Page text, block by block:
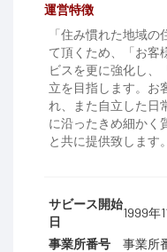
運営特徴
「住み慣れた地域
て頂くため、「お客
ビスを更に強化し、
立を目指します。お
れ、また自立した日
に沿ったきめ細かく
と共に提供致します。
サビース開始
日
1999年
事業所番号
事業所